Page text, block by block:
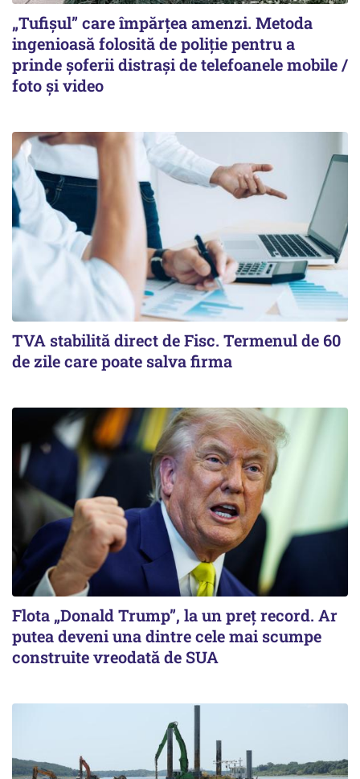
„Tufișul” care împărțea amenzi. Metoda
ingenioasă folosită de poliție pentru a
prinde șoferii distrași de telefoanele mobile /
foto și video
TVA stabilită direct de Fisc. Termenul de 60
de zile care poate salva firma
Flota „Donald Trump”, la un preț record. Ar
putea deveni una dintre cele mai scumpe
construite vreodată de SUA